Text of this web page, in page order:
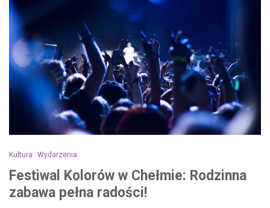
Kultura Wydarzenia
Festiwal Kolorów w Chełmie: Rodzinna
zabawa pełna radości!